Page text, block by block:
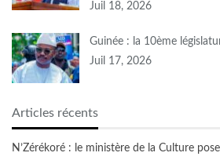
Juil 18, 2026
Guinée : la 10ème
Juil 17, 2026
Articles récents
N’Zérékoré : le ministère de la Culture